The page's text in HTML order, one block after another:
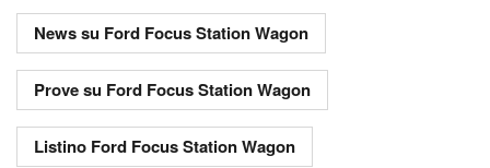
News su Ford Focus Station Wagon
Prove su Ford Focus Station Wagon
Listino Ford Focus Station Wagon